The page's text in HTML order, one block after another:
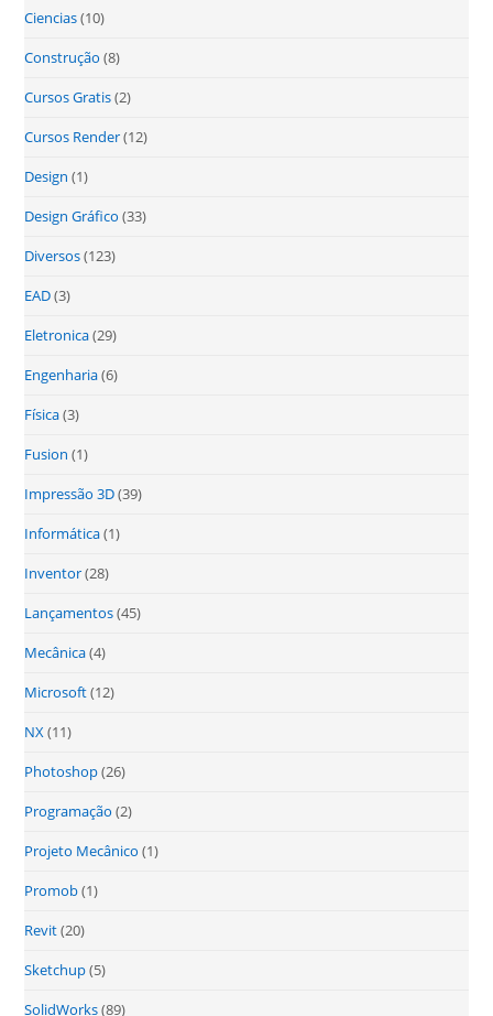
Ciencias(10)
Construção (8)
Cursos Gratis(2)
Cursos Render(12)
Design (1)
Design Gráfico (33)
Diversos(123)
EAD(3)
Eletronica(29)
Engenharia(6)
Física(3)
Fusion (1)
Impressão 3D(39)
Informática(1)
Inventor(28)
Lançamentos(45)
Mecânica(4)
Microsoft(12)
NX(11)
Photoshop(26)
Programação (2)
Projeto Mecânico (1)
Promob(1)
Revit(20)
Sketchup(5)
SolidWorks(89)